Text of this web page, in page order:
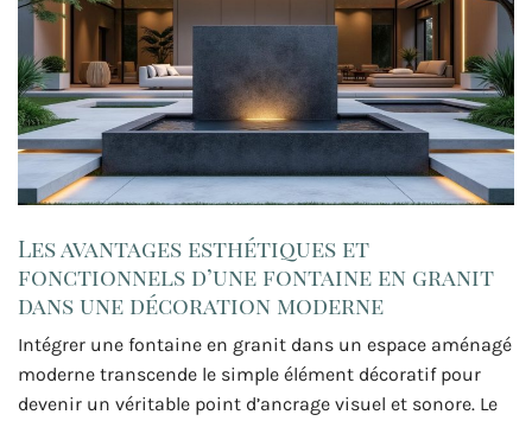
Les avantages esthétiques et
fonctionnels d’une fontaine en granit
dans une décoration moderne
Intégrer une fontaine en granit dans un espace aménagé
moderne transcende le simple élément décoratif pour
devenir un véritable point d’ancrage visuel et sonore. Le